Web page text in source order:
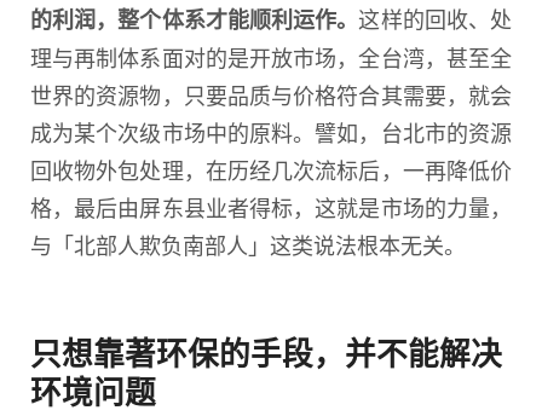
的利润，整个体系才能顺利运作。这样的回收、处
理与再制体系面对的是开放市场，全台湾，甚至全
世界的资源物，只要品质与价格符合其需要，就会
成为某个次级市场中的原料。譬如，台北市的资源
回收物外包处理，在历经几次流标后，一再降低价
格，最后由屏东县业者得标，这就是市场的力量，
与「北部人欺负南部人」这类说法根本无关。
只想靠著环保的手段，并不能解决
环境问题